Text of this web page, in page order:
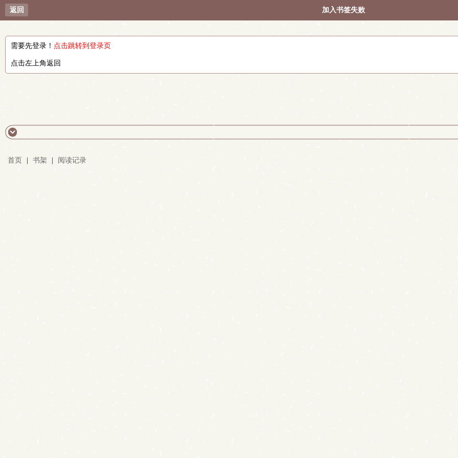
返回 加入书签失败
需要先登录！ 点击跳转到登录页
点击左上角返回
首页 书架 阅读记录